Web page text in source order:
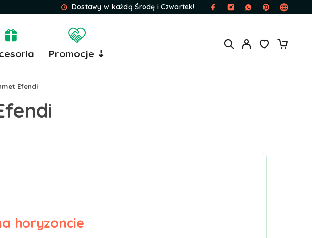
Dostawy w każdą Środę i Czwartek!
Promocje ⇣
Efendi
horyzoncie